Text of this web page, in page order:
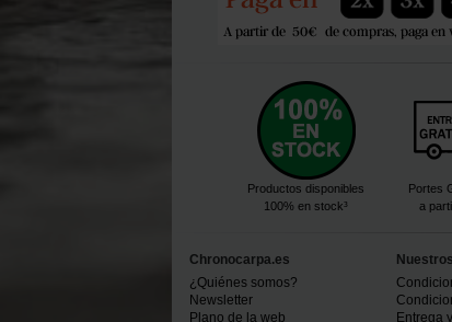
Productos disponibles
100% en stock³
Portes
a
Chronocarpa.es
¿Quiénes somos?
Newsletter
Plano de la web
Entrega